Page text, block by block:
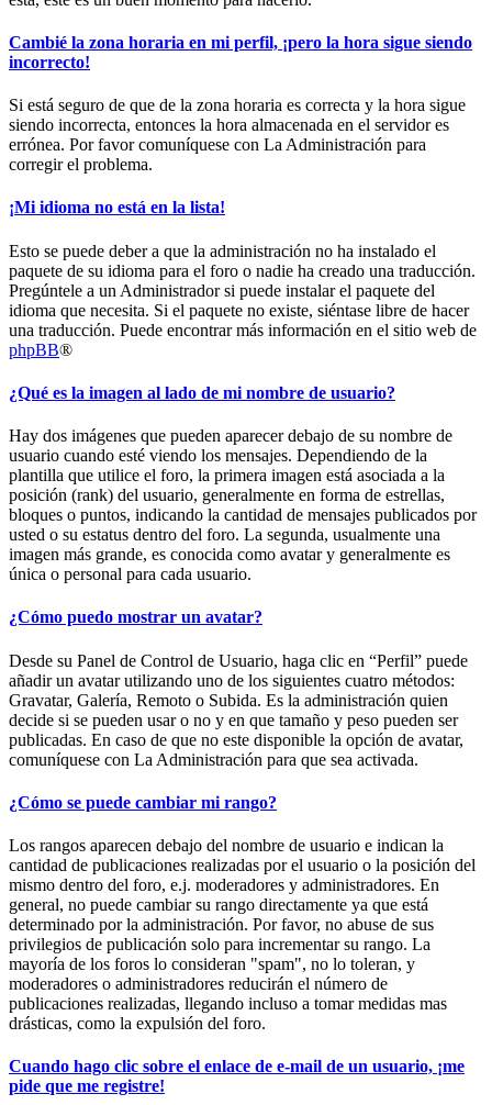
Cambié la zona horaria en mi perfil, ¡pero la hora sigue siendo
incorrecto!
Si está seguro de que de la zona horaria es correcta y la hora sigue
siendo incorrecta, entonces la hora almacenada en el servidor es
errónea. Por favor comuníquese con La Administración para
corregir el problema.
¡Mi idioma no está en la lista!
Esto se puede deber a que la administración no ha instalado el
paquete de su idioma para el foro o nadie ha creado una traducción.
Pregúntele a un Administrador si puede instalar el paquete del
idioma que necesita. Si el paquete no existe, siéntase libre de hacer
una traducción. Puede encontrar más información en el sitio web de
phpBB®
¿Qué es la imagen al lado de mi nombre de usuario?
Hay dos imágenes que pueden aparecer debajo de su nombre de
usuario cuando esté viendo los mensajes. Dependiendo de la
plantilla que utilice el foro, la primera imagen está asociada a la
posición (rank) del usuario, generalmente en forma de estrellas,
bloques o puntos, indicando la cantidad de mensajes publicados por
usted o su estatus dentro del foro. La segunda, usualmente una
imagen más grande, es conocida como avatar y generalmente es
única o personal para cada usuario.
¿Cómo puedo mostrar un avatar?
Desde su Panel de Control de Usuario, haga clic en “Perfil” puede
añadir un avatar utilizando uno de los siguientes cuatro métodos:
Gravatar, Galería, Remoto o Subida. Es la administración quien
decide si se pueden usar o no y en que tamaño y peso pueden ser
publicadas. En caso de que no este disponible la opción de avatar,
comuníquese con La Administración para que sea activada.
¿Cómo se puede cambiar mi rango?
Los rangos aparecen debajo del nombre de usuario e indican la
cantidad de publicaciones realizadas por el usuario o la posición del
mismo dentro del foro, e.j. moderadores y administradores. En
general, no puede cambiar su rango directamente ya que está
determinado por la administración. Por favor, no abuse de sus
privilegios de publicación solo para incrementar su rango. La
mayoría de los foros lo consideran "spam", no lo toleran, y
moderadores o administradores reducirán el número de
publicaciones realizadas, llegando incluso a tomar medidas mas
drásticas, como la expulsión del foro.
Cuando hago clic sobre el enlace de e-mail de un usuario, ¡me
pide que me registre!